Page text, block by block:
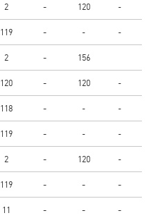
2 - 120 -
119 - - -
2 - 156
120 - 120 -
118 - - -
119 - - -
2 - 120 -
119 - - -
11 - - -